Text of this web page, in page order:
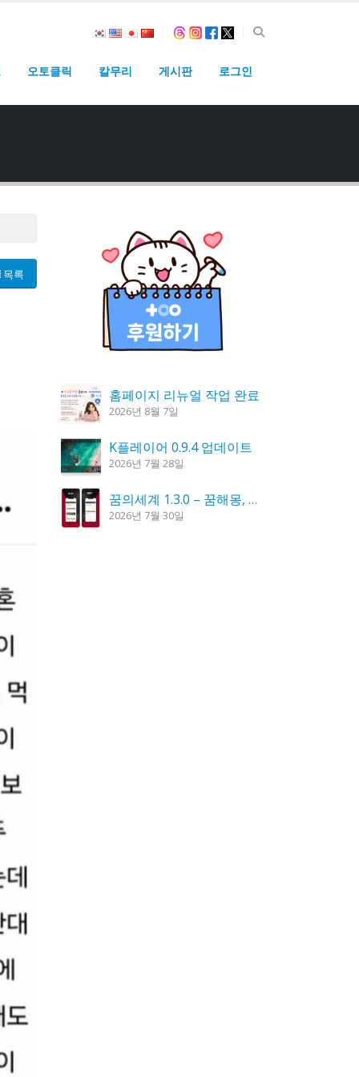
오토클릭 칼무리 게시판 로그인
목록
홈페이지 리뉴얼 작업 완료
2026년 8월 7일
K플레이어 0.9.4 업데이트
2026년 7월 28일
꿈의세계 1.3.0 – 꿈해몽, 꿈풀이
2026년 7월 30일